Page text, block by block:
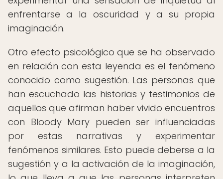
enfrentarse a la oscuridad y a su propia
imaginación.
Otro efecto psicológico que se ha observado
en relación con esta leyenda es el fenómeno
conocido como sugestión. Las personas que
han escuchado las historias y testimonios de
aquellos que afirman haber vivido encuentros
con Bloody Mary pueden ser influenciadas
por estas narrativas y experimentar
fenómenos similares. Esto puede deberse a la
sugestión y a la activación de la imaginación,